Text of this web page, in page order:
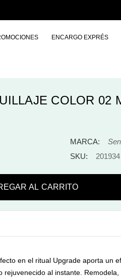
ENCARGO EXPRÉS
COLOR 02
MARCA:
SKU:
201934
en el ritual Upgrade aporta un
al instante. Remodela,